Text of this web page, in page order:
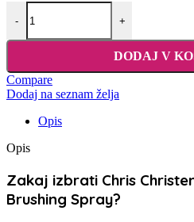
-
Chris Christensen Just Divine Sprej
+
DODAJ V
Compare
Dodaj na seznam želja
Opis
Opis
Zakaj izbrati Chris
Brushing Spray?